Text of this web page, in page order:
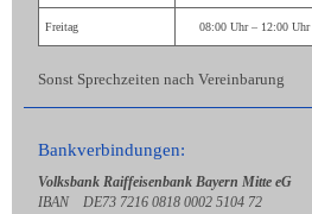
Freitag 08:00 Uhr – 12:00 Uhr
Sonst Sprechzeiten nach Vereinbarung
Bankverbindungen:
Volksbank Raiffeisenbank Bayern Mitte eG
IBAN DE73 7216 0818 0002 5104 72